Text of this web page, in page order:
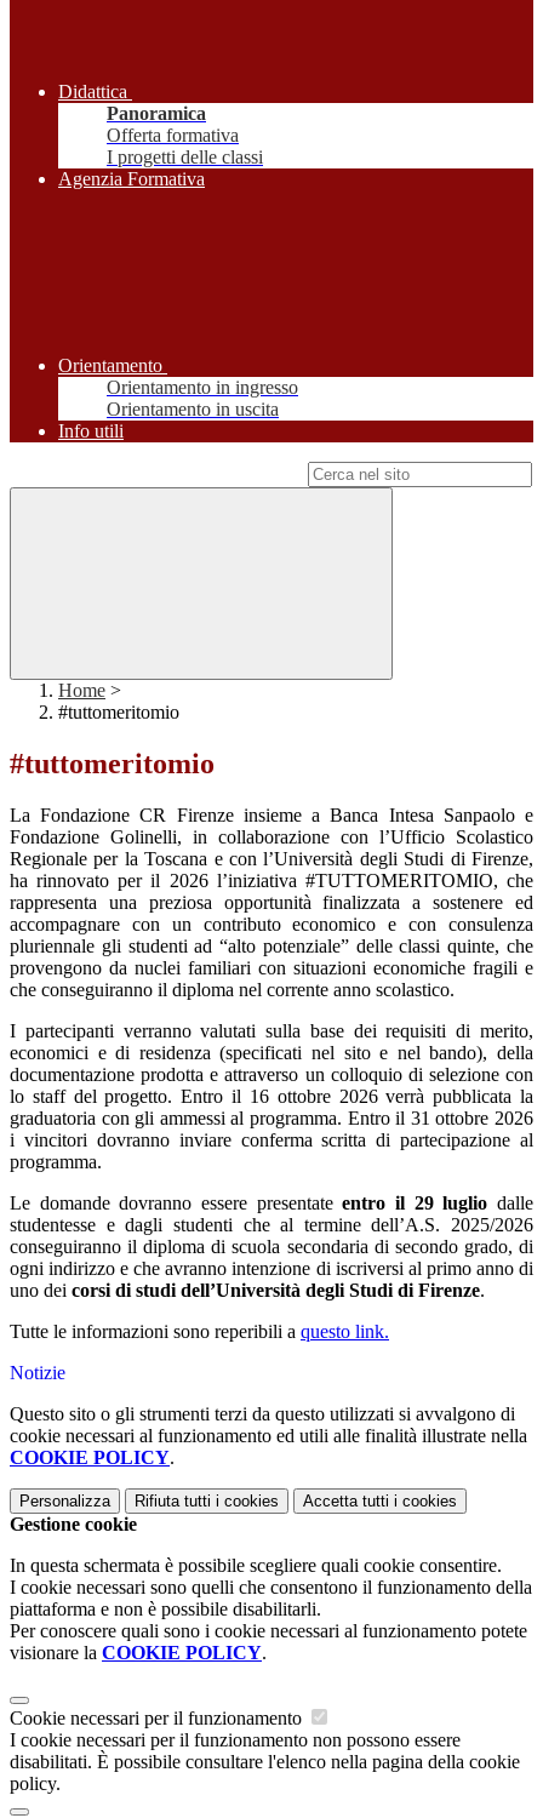
Didattica
Panoramica
Offerta formativa
I progetti delle classi
Agenzia Formativa
Orientamento
Orientamento in ingresso
Orientamento in uscita
Info utili
Home >
#tuttomeritomio
#tuttomeritomio
La Fondazione CR Firenze insieme a Banca Intesa Sanpaolo e
Fondazione Golinelli, in collaborazione con l’Ufficio Scolastico
Regionale per la Toscana e con l’Università degli Studi di Firenze,
ha rinnovato per il 2026 l’iniziativa #TUTTOMERITOMIO, che
rappresenta una preziosa opportunità finalizzata a sostenere ed
accompagnare con un contributo economico e con consulenza
pluriennale gli studentiad “alto potenziale” delle classi quinte, che
provengono da nuclei familiari con situazioni economiche fragili e
che conseguiranno il diploma nel corrente anno scolastico.
I partecipanti verranno valutati sulla base dei requisiti di merito,
economici e di residenza(specificati nel sito e nel bando), della
documentazione prodotta e attraverso un colloquio di selezione con
lo staff del progetto. Entro il 16 ottobre 2026verrà pubblicata la
graduatoria con gli ammessi al programma. Entro il 31 ottobre 2026
i vincitori dovranno inviare conferma scritta di partecipazione al
programma.
Le domande dovranno essere presentateentro il 29 luglio dalle
studentesse e dagli studenti che al termine dell’A.S. 2025/2026
conseguiranno il diploma di scuola secondaria di secondo grado, di
ogni indirizzo e che avranno intenzione di iscriversi al primo anno di
uno dei corsi di studi dell’Università degli Studi di Firenze.
Tutte le informazioni sono reperibili a questo link.
Notizie
Questo sito o gli strumenti terzi da questo utilizzati si avvalgono di
cookie necessari al funzionamento ed utili alle finalità illustrate nella
COOKIE POLICY.
Personalizza Rifiuta tutti i cookies Accetta tutti i cookies
Gestione cookie
In questa schermata è possibile scegliere quali cookie consentire.
I cookie necessari sono quelli che consentono il funzionamento della
piattaforma e non è possibile disabilitarli.
Per conoscere quali sono i cookie necessari al funzionamento potete
visionare la COOKIE POLICY.
Cookie necessari per il funzionamento
I cookie necessari per il funzionamento non possono essere
disabilitati. È possibile consultare l'elenco nella pagina della cookie
policy.